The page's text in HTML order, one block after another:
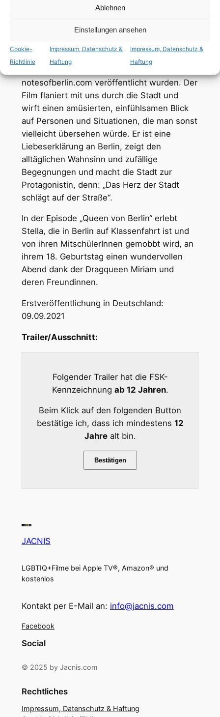
Ablehnen
Einstellungen ansehen
Cookie-
Richtlinie
Impressum, Datenschutz &
Haftung
Impressum, Datenschutz &
Haftung
sehr nahtlos und geschmeidig ineinander
Zetteln und Aushängen, die von
notesofberlin.com veröffentlicht wurden. Der
Film flaniert mit uns durch die Stadt und
wirft einen amüsierten, einfühlsamen Blick
auf Personen und Situationen, die man sonst
vielleicht übersehen würde. Er ist eine
Liebeserklärung an Berlin, zeigt den
alltäglichen Wahnsinn und zufällige
Begegnungen und macht die Stadt zur
Protagonistin, denn: „Das Herz der Stadt
schlägt auf der Straße“.
In der Episode „Queen von Berlin“ erlebt
Stella, die in Berlin auf Klassenfahrt ist und
von ihren MitschülerInnen gemobbt wird, an
ihrem 18. Geburtstag einen wundervollen
Abend dank der Dragqueen Miriam und
deren Freundinnen.
Erstveröffentlichung in Deutschland:
09.09.2021
Trailer/Ausschnitt:
Folgender Trailer hat die FSK-
Kennzeichnung ab 12 Jahren.
Beim Klick auf den folgenden Button
bestätige ich, dass ich mindestens 12
Jahrealt bin.
Bestätigen
JACNIS
LGBTIQ+Filme bei Apple TV®, Amazon® und
kostenlos
Kontakt per E-Mail an: info@jacnis.com
Facebook
Social
© 2025 by Jacnis.com
Rechtliches
Impressum, Datenschutz & Haftung